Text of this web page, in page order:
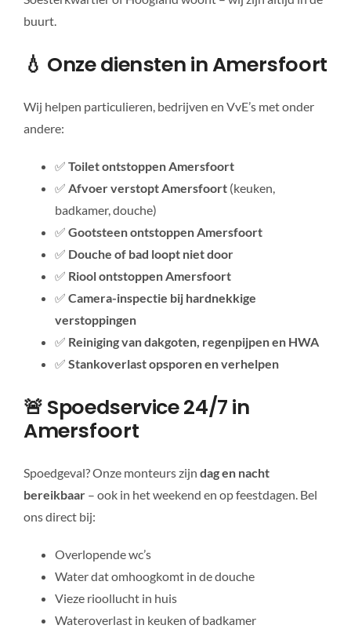
buurt.
💧 Onze diensten in Amersfoort
Wij helpen particulieren, bedrijven en VvE’s met onder
andere:
✅ Toilet ontstoppen Amersfoort
✅ Afvoer verstopt Amersfoort(keuken,
badkamer, douche)
✅ Gootsteen ontstoppen Amersfoort
✅ Douche of bad loopt niet door
✅ Riool ontstoppen Amersfoort
✅ Camera-inspectie bij hardnekkige
verstoppingen
✅ Reiniging van dakgoten, regenpijpen en HWA
✅ Stankoverlast opsporen en verhelpen
🚨 Spoedservice 24/7 in
Amersfoort
Spoedgeval? Onze monteurs zijn dag en nacht
bereikbaar– ook in het weekend en op feestdagen. Bel
ons direct bij:
Overlopende wc’s
Water dat omhoogkomt in de douche
Vieze rioollucht in huis
Wateroverlast in keuken of badkamer